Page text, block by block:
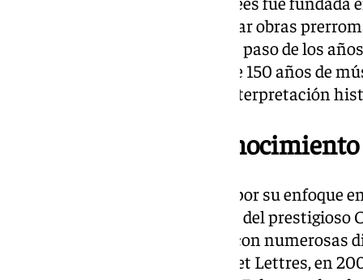
con una misión clara: interpretar obras
instrumentos originales. Con el paso de los
repertorio hasta abarcar más de 150 años de
referente internacional en la interpretación
Un director con
Philippe Herreweghe, elogiado por su enfoque
barroca, es también el fundador del prestigioso
trayectoria ha sido reconocida con numerosas
orden belga de Officier des Arts et Lettres, en